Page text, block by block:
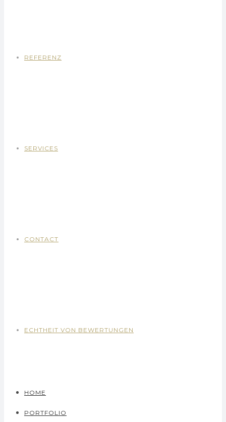
REFERENZ
SERVICES
CONTACT
ECHTHEIT VON BEWERTUNGEN
HOME
PORTFOLIO